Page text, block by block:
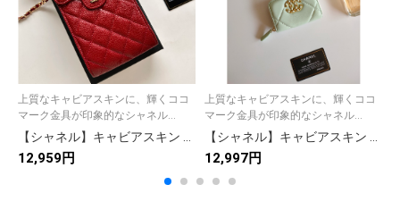
上質なキャビアスキンに、輝くココ
マーク金具が印象的なシャネル...
【シャネル】キャビアスキン トリプリーツウォレット ココマーク金具 上品なブラックの長財布
12,959円
上質なキャビアスキンに、輝くココ
マーク金具が印象的なシャネル...
【シャネル】キャビアスキン 長財布 ココマーク金具 上品なブラックのレディースウォレット
12,997円